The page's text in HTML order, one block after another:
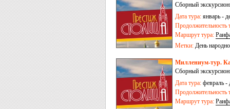
Сборный
Дата тура: январь -
Продолжительность
Маршрут тура:
Метки: День
Миллениум-тур.
Сборный
Дата тура: февраль -
Продолжительность
Маршрут тура: